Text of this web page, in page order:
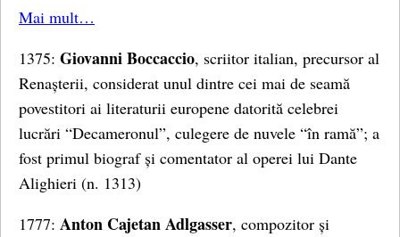
Mai mult…
1375: Giovanni Boccaccio, scriitor italian, precursor al
Renașterii, considerat unul dintre cei mai de seamă
povestitori ai literaturii europene datorită celebrei
lucrări “Decameronul”, culegere de nuvele “în ramă”; a
fost primul biograf și comentator al operei lui Dante
Alighieri (n. 1313)
1777: Anton Cajetan Adlgasser, compozitor și